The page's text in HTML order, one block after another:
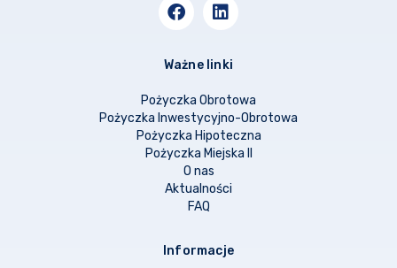
Ważne linki
Pożyczka Obrotowa
Pożyczka Inwestycyjno-Obrotowa
Pożyczka Hipoteczna
Pożyczka Miejska II
O nas
Aktualności
FAQ
Informacje